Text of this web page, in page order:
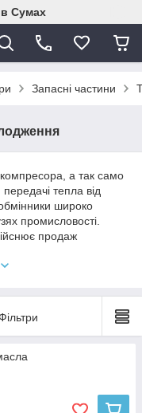
Сумах
Запасні частини
а так само
тепла від
широко
промисловості.
продаж
охолоджувач